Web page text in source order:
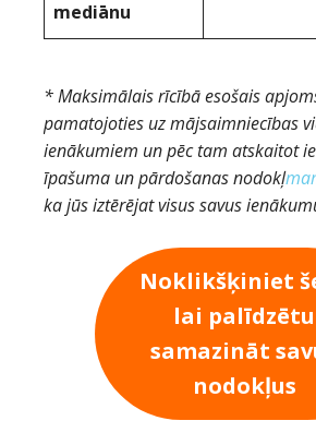
mediānu
* Maksimālais rīcībā esošais
pamatojoties uz mājsaimniecības
ienākumiem un pēc tam atskaitot
īpašuma un pārdošanas nodokļ
ka jūs iztērējat visus savus
Noklikšķiniet
lai palīdzētu
samazināt
nodokļus